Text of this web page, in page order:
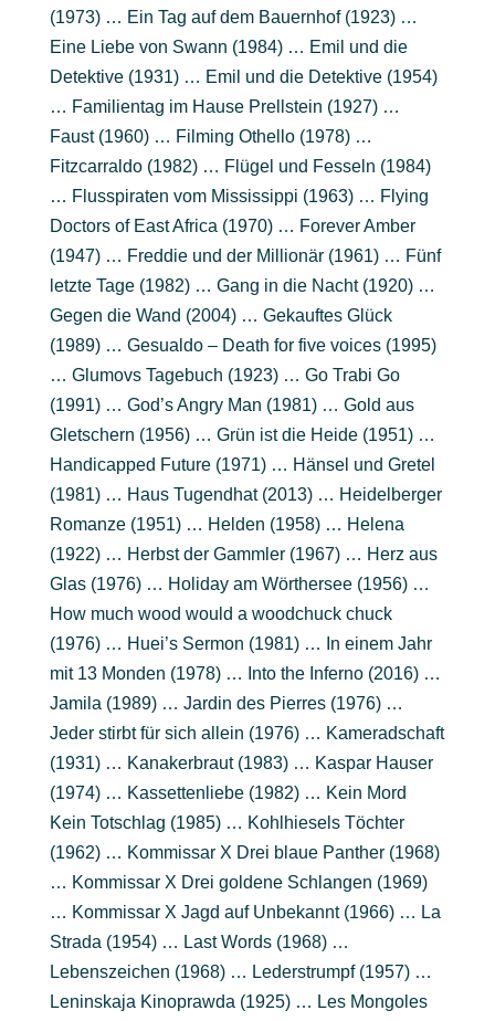
(1973) … Ein Tag auf dem Bauernhof (1923) …
Eine Liebe von Swann (1984) … Emil und die
Detektive (1931) … Emil und die Detektive (1954)
… Familientag im Hause Prellstein (1927) …
Faust (1960) … Filming Othello (1978) …
Fitzcarraldo (1982) … Flügel und Fesseln (1984)
… Flusspiraten vom Mississippi (1963) … Flying
Doctors of East Africa (1970) … Forever Amber
(1947) … Freddie und der Millionär (1961) … Fünf
letzte Tage (1982) … Gang in die Nacht (1920) …
Gegen die Wand (2004) … Gekauftes Glück
(1989) … Gesualdo – Death for five voices (1995)
… Glumovs Tagebuch (1923) … Go Trabi Go
(1991) … God’s Angry Man (1981) … Gold aus
Gletschern (1956) … Grün ist die Heide (1951) …
Handicapped Future (1971) … Hänsel und Gretel
(1981) … Haus Tugendhat (2013) … Heidelberger
Romanze (1951) … Helden (1958) … Helena
(1922) … Herbst der Gammler (1967) … Herz aus
Glas (1976) … Holiday am Wörthersee (1956) …
How much wood would a woodchuck chuck
(1976) … Huei’s Sermon (1981) … In einem Jahr
mit 13 Monden (1978) … Into the Inferno (2016) …
Jamila (1989) … Jardin des Pierres (1976) …
Jeder stirbt für sich allein (1976) … Kameradschaft
(1931) … Kanakerbraut (1983) … Kaspar Hauser
(1974) … Kassettenliebe (1982) … Kein Mord
Kein Totschlag (1985) … Kohlhiesels Töchter
(1962) … Kommissar X Drei blaue Panther (1968)
… Kommissar X Drei goldene Schlangen (1969)
… Kommissar X Jagd auf Unbekannt (1966) … La
Strada (1954) … Last Words (1968) …
Lebenszeichen (1968) … Lederstrumpf (1957) …
Leninskaja Kinoprawda (1925) … Les Mongoles